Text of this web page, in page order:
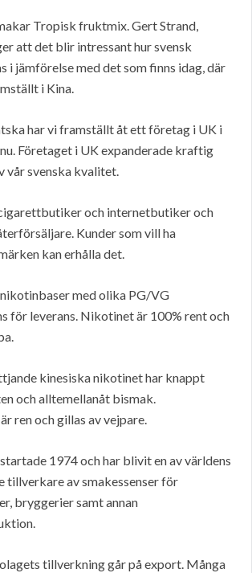
Tropisk fruktmix. Gert Strand,
att det blir intressant hur svensk
i jämförelse med det som finns idag, där
i Kina.
har vi framställt åt ett företag i UK i
Företaget i UK expanderade kraftig
vår svenska kvalitet.
och internetbutiker och
Kunder som vill ha
kan erhålla det.
med olika PG/VG
för leverans. Nikotinet är 100% rent och
kinesiska nikotinet har knappt
och alltemellanåt bismak.
ren och gillas av vejpare.
1974 och har blivit en av världens
tillverkare av smakessenser för
bryggerier samt annan
tillverkning går på export. Många